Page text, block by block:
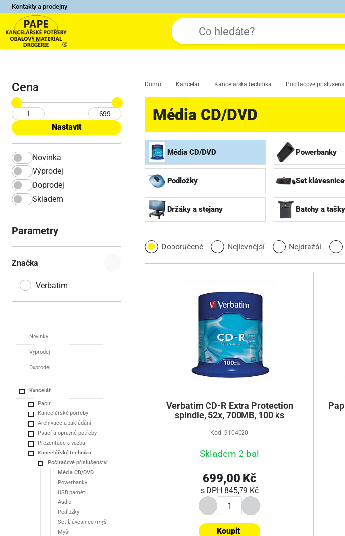
Kontakty a prodejny
Cena
Novinka
Výprodej
Doprodej
Skladem
Parametry
Značka
Verbatim
Novinky
Výprodej
Doprodej
Kancelář
Papír
Kancelářské potřeby
Archivace a zakládání
Psací a opravné potřeby
Prezentace a vazba
Kancelářská technika
Počítačové příslušenství
Média CD/DVD
Powerbanky
USB paměti
Audio
Podložky
Set klávesnice+myš
Myši
Domů Kancelář Kancelářská technika Počítačové
Média CD/DVD
Média CD/DVD Powerbanky
Podložky Set
Držáky a stojany Batohy a tašky
Doporučené Nejlevnější Nejdražší
Verbatim CD-R Extra Protection
spindle, 52x, 700MB, 100 ks
Kód: 9104020
Skladem 2 bal
699,00 Kč
s DPH 845,79 Kč
Koupit